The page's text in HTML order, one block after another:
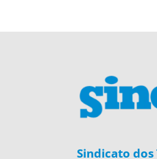
Sindicato